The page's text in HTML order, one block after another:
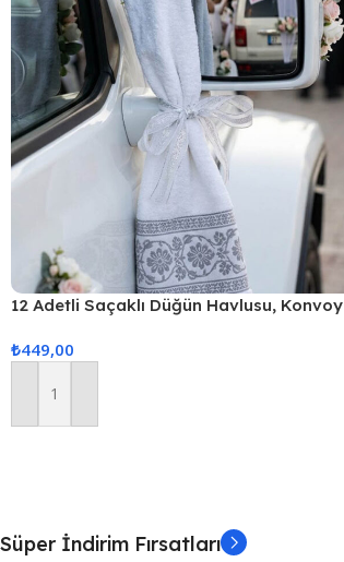
12 Adetli Saçaklı Düğün Havlusu, Konvoy
₺449,00
Sepete Ekle
Süper İndirim Fırsatları